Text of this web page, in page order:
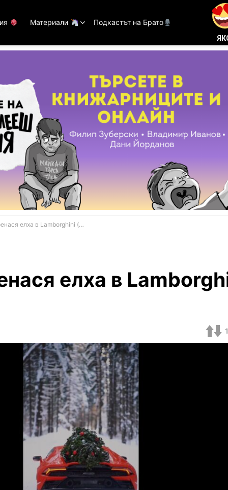
Материали Подкастът на Брато
елха в Lamborghini (ВИДЕО)
елха в
1